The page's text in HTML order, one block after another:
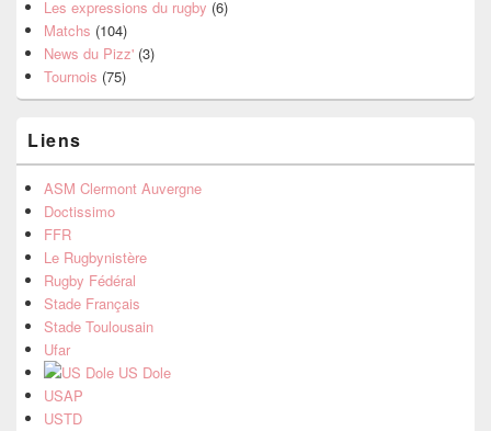
Les expressions du rugby (6)
Matchs (104)
News du Pizz' (3)
Tournois (75)
Liens
ASM Clermont Auvergne
Doctissimo
FFR
Le Rugbynistère
Rugby Fédéral
Stade Français
Stade Toulousain
Ufar
US Dole
USAP
USTD